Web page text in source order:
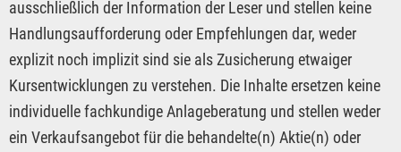
ausschließlich der Information der Leser und stellen keine
Handlungsaufforderung oder Empfehlungen dar, weder
explizit noch implizit sind sie als Zusicherung etwaiger
Kursentwicklungen zu verstehen. Die Inhalte ersetzen keine
individuelle fachkundige Anlageberatung und stellen weder
ein Verkaufsangebot für die behandelte(n) Aktie(n) oder